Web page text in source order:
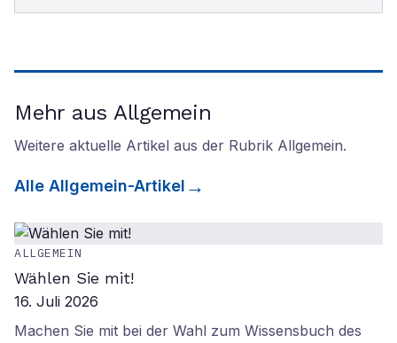
Mehr aus Allgemein
Weitere aktuelle Artikel aus der Rubrik Allgemein.
Alle Allgemein-Artikel
ALLGEMEIN
Wählen Sie mit!
16. Juli 2026
Machen Sie mit bei der Wahl zum Wissensbuch des